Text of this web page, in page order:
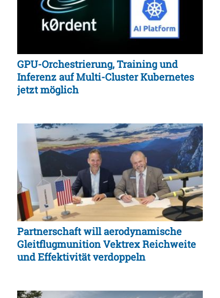
GPU-Orchestrierung, Training und
Inferenz auf Multi-Cluster Kubernetes
jetzt möglich
Partnerschaft will aerodynamische
Gleitflugmunition Vektrex Reichweite
und Effektivität verdoppeln